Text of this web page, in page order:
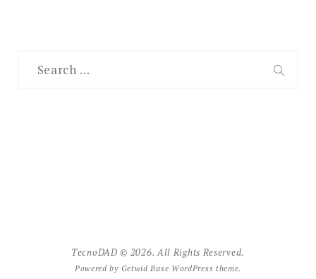
TecnoDAD © 2026. All Rights Reserved.
Powered by Getwid Base WordPress theme.